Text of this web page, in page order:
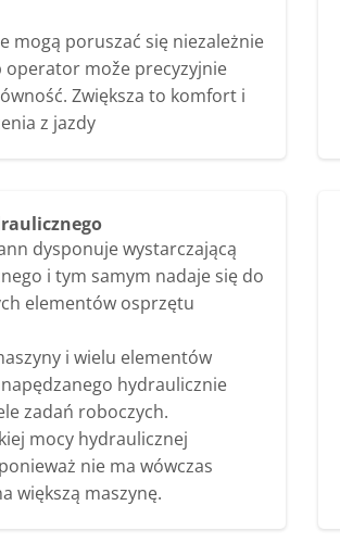
mogą poruszać się niezależnie
operator može precyzyjnie
Zwiększa to komfort i
z jazdy
dysponuje wystarczającą
i tym samym nadaje się do
elementów osprzętu
i wielu elementów
hydraulicznie
zadań roboczych.
mocy hydraulicznej
nie ma wówczas
większą maszynę.